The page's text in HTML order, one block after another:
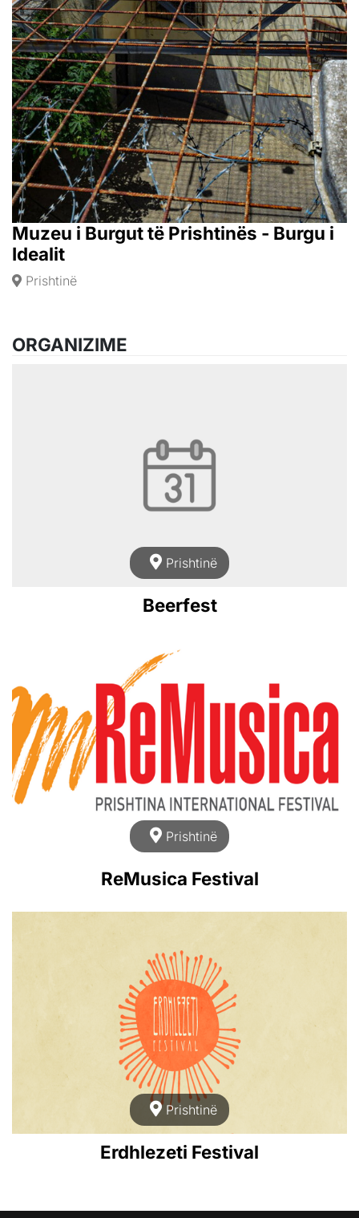
Muzeu i Burgut të Prishtinës - Burgu i
Idealit
Prishtinë
ORGANIZIME
Prishtinë
Beerfest
Prishtinë
ReMusica Festival
Prishtinë
Erdhlezeti Festival